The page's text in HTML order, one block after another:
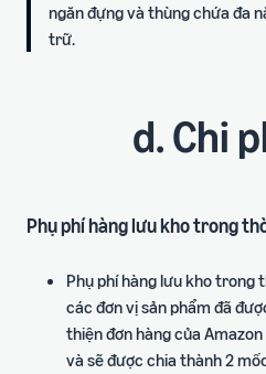
ngăn đựng và thùng chứa đa
trữ.
d. Chi
Phụ phí hàng lưu kho trong
Phụ phí hàng lưu kho trong
các đơn vị sản phẩm đã
thiện đơn hàng của
và sẽ được chia thành 2